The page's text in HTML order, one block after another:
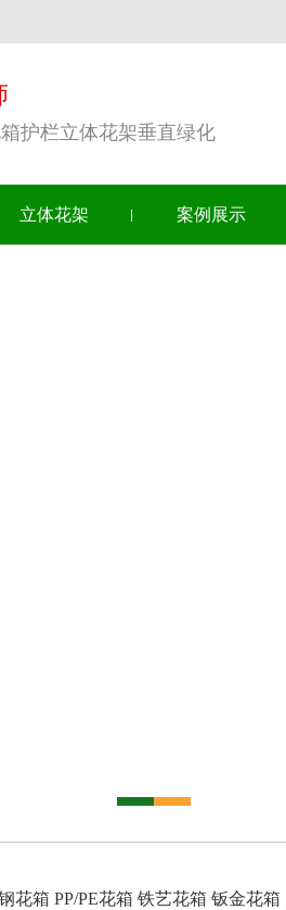
护栏立体花架垂直绿化
立体花架 案例展示
花箱 PP/PE花箱 铁艺花箱 钣金花箱